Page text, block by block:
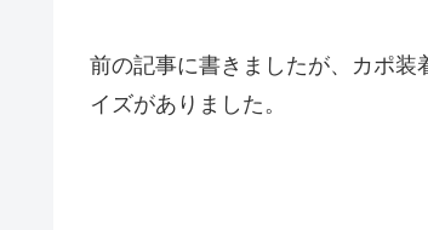
前の記事に書きましたが、カポ装
イズがありました。